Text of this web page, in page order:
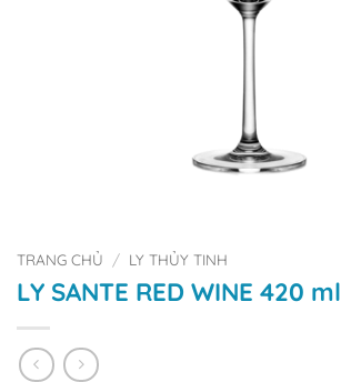
TRANG CHỦ / LY THỦY TINH
LY SANTE RED WINE 420 ml